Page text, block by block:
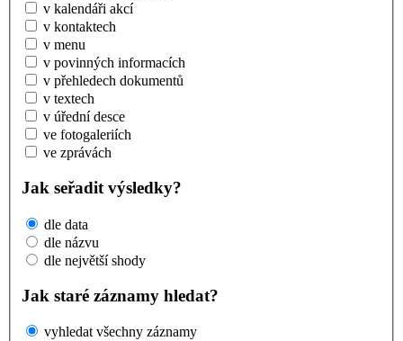
v kalendáři akcí
v kontaktech
v menu
v povinných informacích
v přehledech dokumentů
v textech
v úřední desce
ve fotogaleriích
ve zprávách
Jak seřadit výsledky?
dle data
dle názvu
dle největší shody
Jak staré záznamy hledat?
vyhledat všechny záznamy